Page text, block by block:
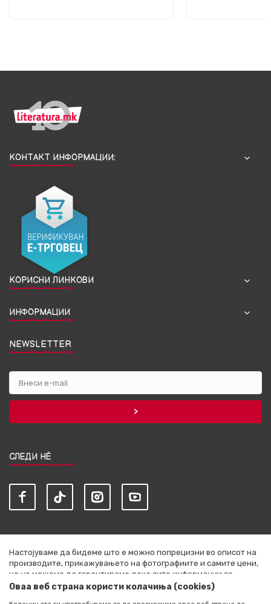
КОНТАКТ ИНФОРМАЦИИ:
КОРИСНИ ЛИНКОВИ
ИНФОРМАЦИИ
NEWSLETTER
СЛЕДИ НЀ
Настојуваме да бидеме што е можно попрецизни во описот на
производите, прикажувањето на фотографиите и самите цени,
но не можеме да гарантираме дека сите информации се
комплетни и без грешки. Сите артикли прикажани на сајтот се
Оваа веб страна користи колачиња (cookies)